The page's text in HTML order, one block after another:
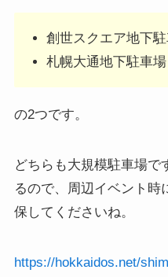
創世スクエア地下
札幌大通地下駐車場
の2つです。
どちらも大規模駐車場で
るので、周辺イベント時
保してくださいね。
https://hokkaidos.net/